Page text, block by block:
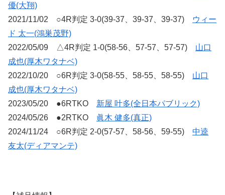
優(大翔)
2021/11/02 ○4R判定 3-0(39-37、39-37、39-37)
ウィー
ド 太一(鴻巣茂野)
2022/05/09 △4R判定 1-0(58-56、57-57、57-57) 山口
成也(厚木ワタナベ)
2022/10/20 ○6R判定 3-0(58-55、58-55、58-55) 山口
成也(厚木ワタナベ)
2023/05/20 ●6RTKO 新屋 叶多(全日本パブリック)
2024/05/26 ●2RTKO 眞木 健多(真正)
2024/11/24 ○6R判定 2-0(57-57、58-56、59-55) 中逵
友太(ディアマンテ)